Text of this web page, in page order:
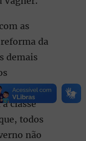
as
da
demais
a
classe
todos
não